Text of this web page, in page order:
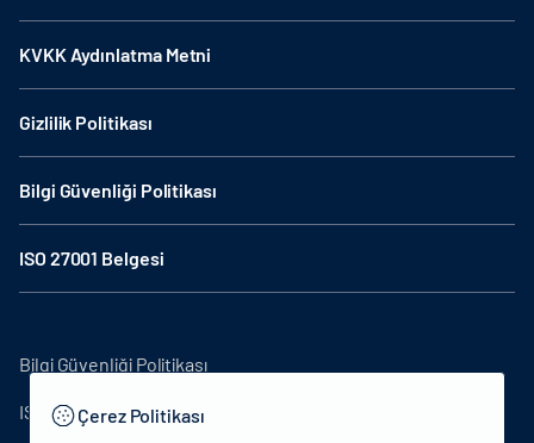
KVKK Aydınlatma Metni
Gizlilik Politikası
Bilgi Güvenliği Politikası
ISO 27001 Belgesi
Bilgi Güvenliği Politikası
ISO27001Çerez Politikası